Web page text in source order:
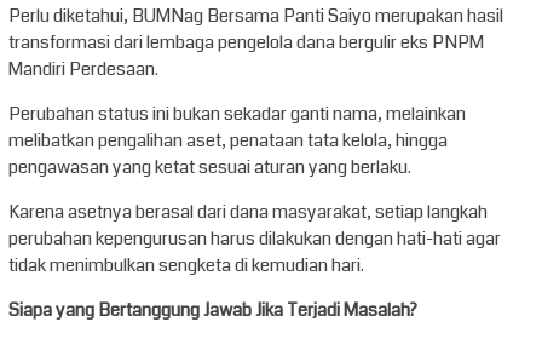
Perlu diketahui, BUMNag Bersama Panti Saiyo merupakan hasil
transformasi dari lembaga pengelola dana bergulir eks PNPM
Mandiri Perdesaan.
Perubahan status ini bukan sekadar ganti nama, melainkan
melibatkan pengalihan aset, penataan tata kelola, hingga
pengawasan yang ketat sesuai aturan yang berlaku.
Karena asetnya berasal dari dana masyarakat, setiap langkah
perubahan kepengurusan harus dilakukan dengan hati-hati agar
tidak menimbulkan sengketa di kemudian hari.
Siapa yang Bertanggung Jawab Jika Terjadi Masalah?